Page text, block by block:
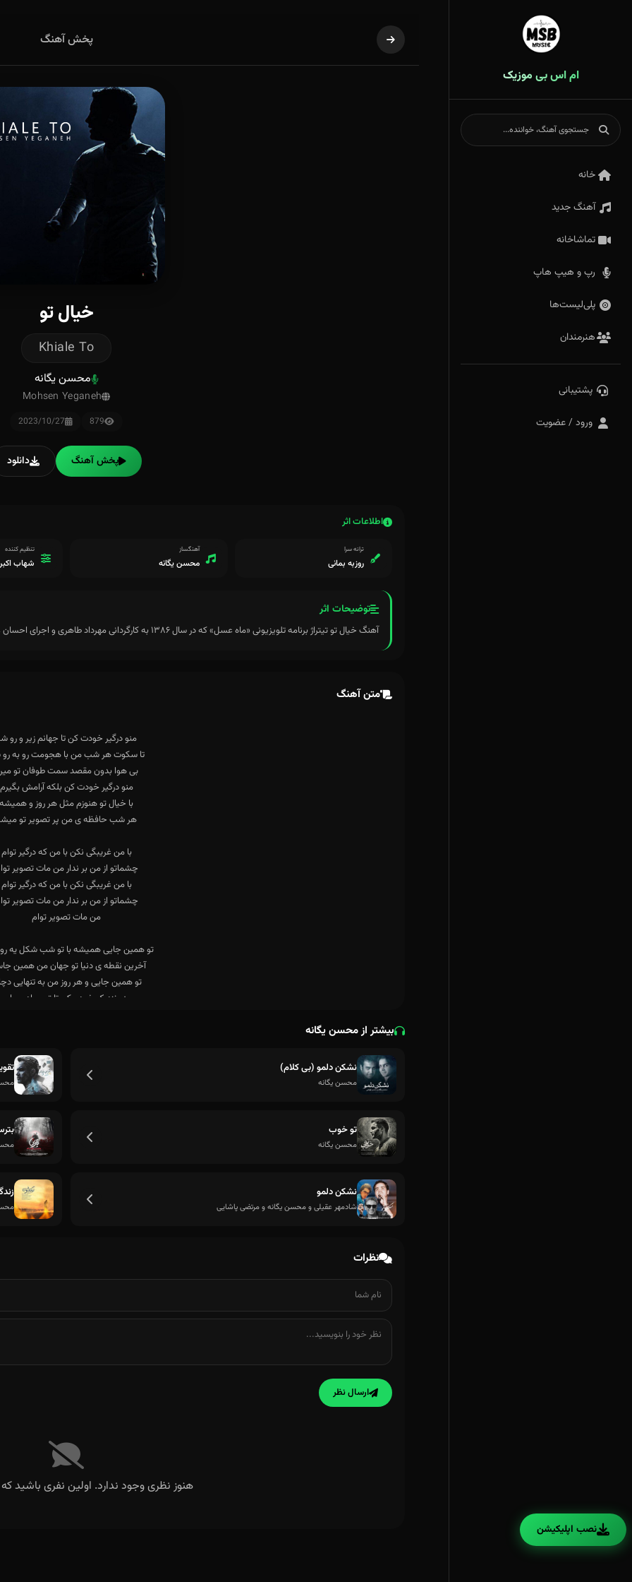
ام اس بی موزیک
خانه
آهنگ جدید
تماشاخانه
رپ و هیپ هاپ
پلی‌لیست‌ها
هنرمندان
پشتیبانی
ورود / عضویت
پخش آهنگ
خیال تو
Khiale To
محسن یگانه
Mohsen Yeganeh
879
2023/10/27
پخش آهنگ دانلود
اطلاعات اثر
ترانه سرا
روزبه بمانی
آهنگساز
محسن یگانه
تنظیم کننده
شهاب
توضیحات اثر
آهنگ خیال تو تیتراژ برنامه تلویزیونی «ماه عسل» که در سال ۱۳۸۶ به کارگردانی مهرداد طاهری و اجرای احسان علیخانی پخش شد می باشد.
متن آهنگ
من مات تصویر توام
بیشتر از محسن یگانه
نشکن دلمو (بی کلام)
محسن یگانه
تو خوب
محسن یگانه
نشکن دلمو
شادمهر عقیلی و محسن یگانه و مرتضی پاشایی
نظرات
ارسال نظر
هنوز نظری وجود ندارد. اولین نفری باشید
نصب اپلیکیشن